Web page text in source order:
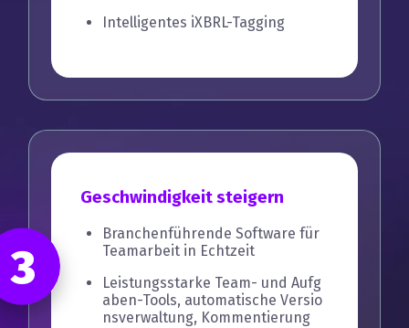
Intelligentes iXBRL-Tagging
3
Geschwindigkeit steigern
Branchenführende Software für
Teamarbeit in Echtzeit
Leistungsstarke Team- und Aufg
aben-Tools, automatische Versio
nsverwaltung, Kommentierung